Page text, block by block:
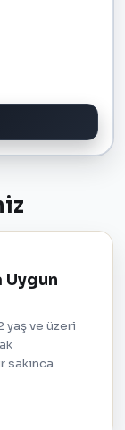
Uygun
yaş ve üzeri
sakınca